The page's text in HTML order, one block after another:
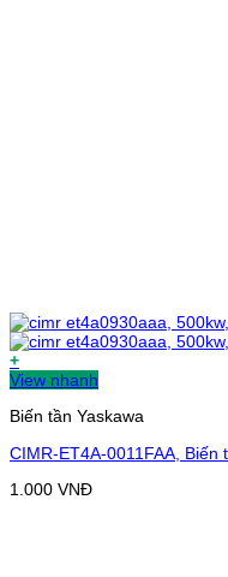
+
View nhanh
Biến tần Yaskawa
CIMR-ET4A-0011FAA, Biến
1.000 VNĐ